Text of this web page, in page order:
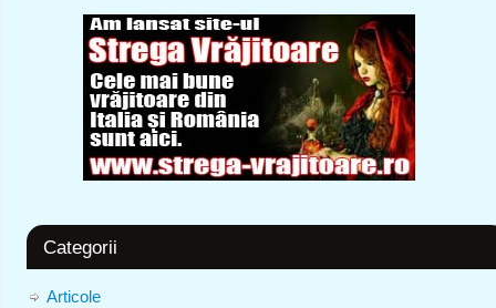
Categorii
Articole